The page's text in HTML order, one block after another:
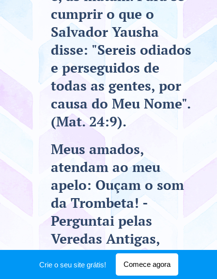
cumprir o que o
Salvador Yausha
disse: "Sereis odiados
e perseguidos de
todas as gentes, por
causa do Meu Nome".
(Mat. 24:9).
Meus amados,
atendam ao meu
apelo: Ouçam o som
da Trombeta! -
Perguntai pelas
Veredas Antigas,
perguntai pelo Nome
Original do Salvador,
Crie o seu site grátis! Comece agora